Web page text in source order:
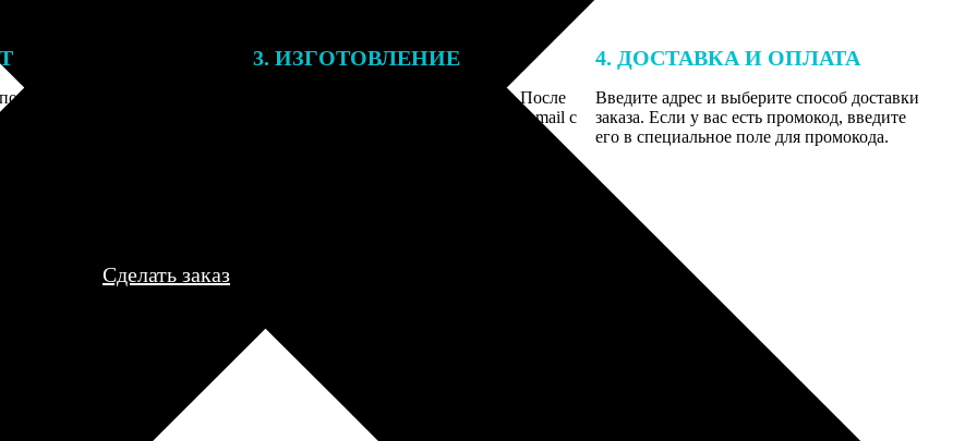
заказа к печати
могут связаться с Вами
телефону или email для
деталей.
3. ИЗГОТОВЛЕНИЕ
Оплатите заказ банковской картой. После
оплаты получите подтверждение на email с
описанием заказа. Когда отправим заказ
4. ДОСТАВКА И ОПЛАТА
Введите адрес и выберите способ доставки
заказа. Если у вас есть промокод, введите
его в специальное поле для промокода.
Сделать заказ